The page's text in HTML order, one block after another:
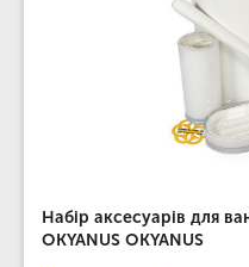
Набір аксесуарів для
OKYANUS OKYANUS